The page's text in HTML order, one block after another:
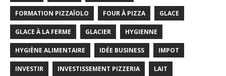
FORMATION PIZZAÏOLO FOUR À PIZZA GLACE
GLACE À LA FERME GLACIER HYGIENNE
HYGIÈNE ALIMENTAIRE IDÉE BUSINESS IMPOT
INVESTIR INVESTISSEMENT PIZZERIA LAIT